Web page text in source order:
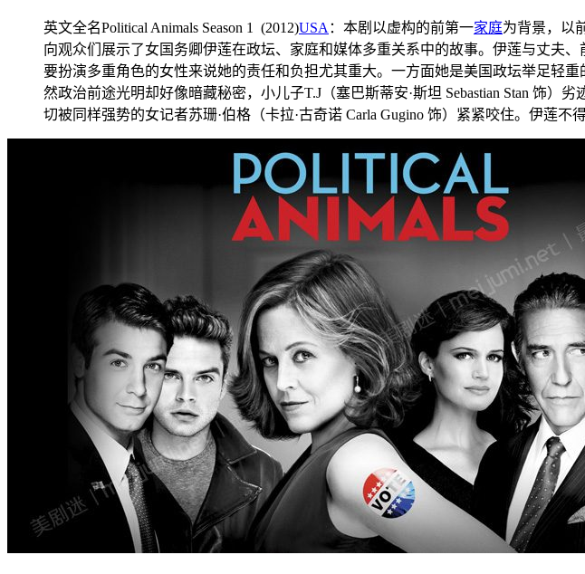
英文全名Political Animals Season 1 (2012)USA ：本剧以虚构的前第一家庭为背景，以
向观众们展示了女国务卿伊莲在政坛、家庭和媒体多重关系中的故事。伊莲与丈夫
要扮演多重角色的女性来说她的责任和负担尤其重大。一方面她是美国政坛举足轻
然政治前途光明却好像暗藏秘密，小儿子T.J（塞巴斯蒂安·斯坦 Sebastian Stan 饰
切被同样强势的女记者苏珊·伯格（卡拉·古奇诺 Carla Gugino 饰）紧紧咬住。伊莲不